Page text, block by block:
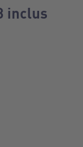
inclus